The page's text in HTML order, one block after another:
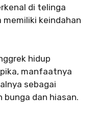
di telinga
memiliki keindahan
hidup
manfaatnya
sebagai
dan hiasan.